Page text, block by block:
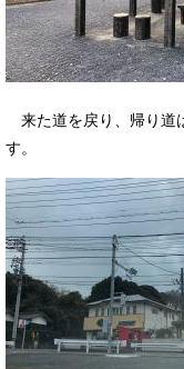
来た道を戻り、帰り道
す。